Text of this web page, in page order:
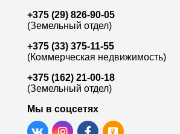
+375 (29) 826-90-05
(Земельный отдел)
+375 (33) 375-11-55
(Коммерческая недвижимость)
+375 (162) 21-00-18
(Земельный отдел)
Мы в соцсетях